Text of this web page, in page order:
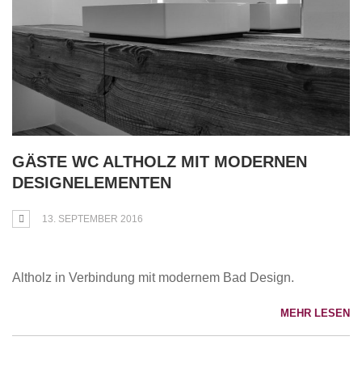
GÄSTE WC ALTHOLZ MIT MODERNEN
DESIGNELEMENTEN
13. SEPTEMBER 2016
Altholz in Verbindung mit modernem Bad Design.
MEHR LESEN